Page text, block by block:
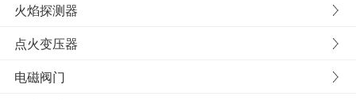
火焰探测器
点火变压器
电磁阀门